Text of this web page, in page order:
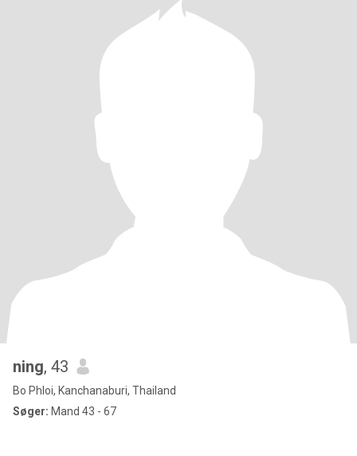
ning, 43
Bo Phloi, Kanchanaburi, Thailand
Søger: Mand 43 - 67